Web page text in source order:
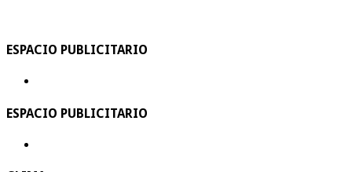
ESPACIO PUBLICITARIO
ESPACIO PUBLICITARIO